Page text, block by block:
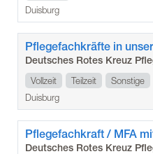
Duisburg
Vollzeit
Teilzeit
Sonstige
Duisburg